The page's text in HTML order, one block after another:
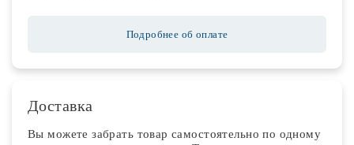
Подробнее об оплате
Доставка
Вы можете забрать товар самостоятельно по одному